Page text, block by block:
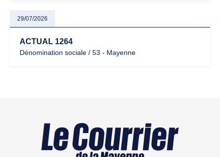
29/07/2026
ACTUAL 1264
Dénomination sociale / 53 - Mayenne